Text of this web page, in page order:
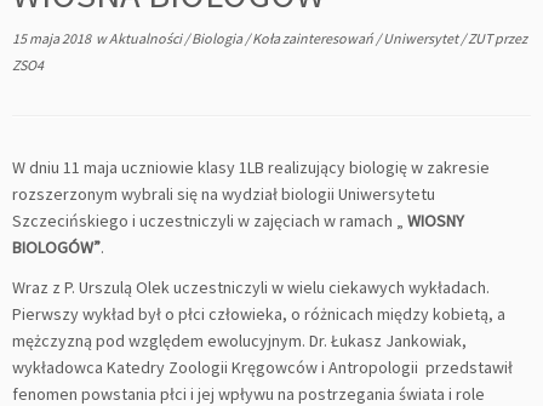
15 maja 2018wAktualności/Biologia/Koła zainteresowań/Uniwersytet/ZUTprzez
ZSO4
W dniu 11 maja uczniowie klasy 1LB realizujący biologię w zakresie
rozszerzonym wybrali się na wydział biologii Uniwersytetu
Szczecińskiego i uczestniczyli w zajęciach w ramach „ WIOSNY
BIOLOGÓW”.
Wraz z P. Urszulą Olek uczestniczyli w wielu ciekawych wykładach.
Pierwszy wykład był o płci człowieka, o różnicach między kobietą, a
mężczyzną pod względem ewolucyjnym. Dr. Łukasz Jankowiak,
wykładowca Katedry Zoologii Kręgowców i Antropologii przedstawił
fenomen powstania płci i jej wpływu na postrzegania świata i role